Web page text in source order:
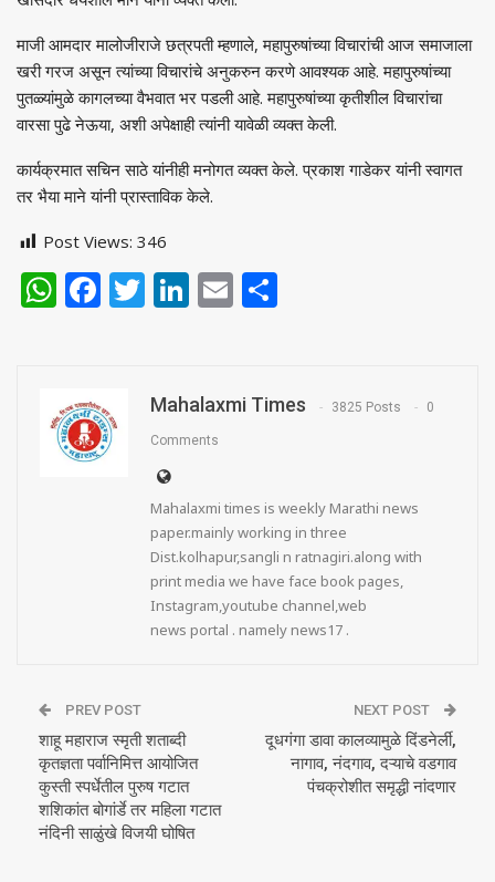
माजी आमदार मालोजीराजे छत्रपती म्हणाले, महापुरुषांच्या विचारांची आज समाजाला
खरी गरज असून त्यांच्या विचारांचे अनुकरुन करणे आवश्यक आहे. महापुरुषांच्या
पुतळ्यांमुळे कागलच्या वैभवात भर पडली आहे. महापुरुषांच्या कृतीशील विचारांचा
वारसा पुढे नेऊया, अशी अपेक्षाही त्यांनी यावेळी व्यक्त केली.
कार्यक्रमात सचिन साठे यांनीही मनोगत व्यक्त केले. प्रकाश गाडेकर यांनी स्वागत
तर भैया माने यांनी प्रास्ताविक केले.
Post Views: 346
WhatsApp
Facebook
Twitter
LinkedIn
Email
Mahalaxmi Times 3825 Posts 0
Comments
Mahalaxmi times is weekly Marathi news
paper.mainly working in three
Dist.kolhapur,sangli n ratnagiri.along with
print media we have face book pages,
Instagram,youtube channel,web
news portal . namely news17 .
PREV POST
शाहू महाराज स्मृती शताब्दी
कृतज्ञता पर्वानिमित्त आयोजित
कुस्ती स्पर्धेतील पुरुष गटात
शशिकांत बोगांर्डे तर महिला गटात
नंदिनी साळुंखे विजयी घोषित
NEXT POST
दूधगंगा डावा कालव्यामुळे दिंडनेर्ली,
नागाव, नंदगाव, दऱ्याचे वडगाव
पंचक्रोशीत समृद्धी नांदणार